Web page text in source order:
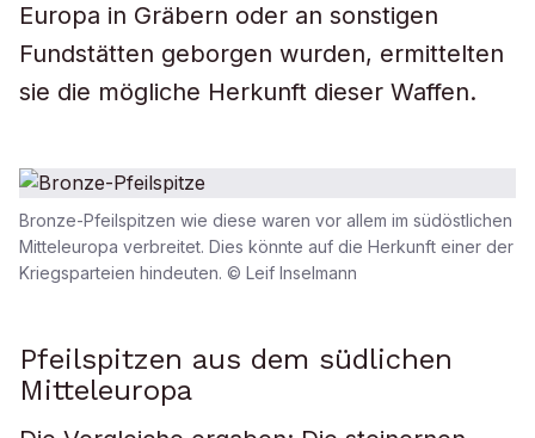
Europa in Gräbern oder an sonstigen
Fundstätten geborgen wurden, ermittelten
sie die mögliche Herkunft dieser Waffen.
Bronze-Pfeilspitzen wie diese waren vor allem im südöstlichen
Mitteleuropa verbreitet. Dies könnte auf die Herkunft einer der
Kriegsparteien hindeuten. © Leif Inselmann
Pfeilspitzen aus dem südlichen
Mitteleuropa